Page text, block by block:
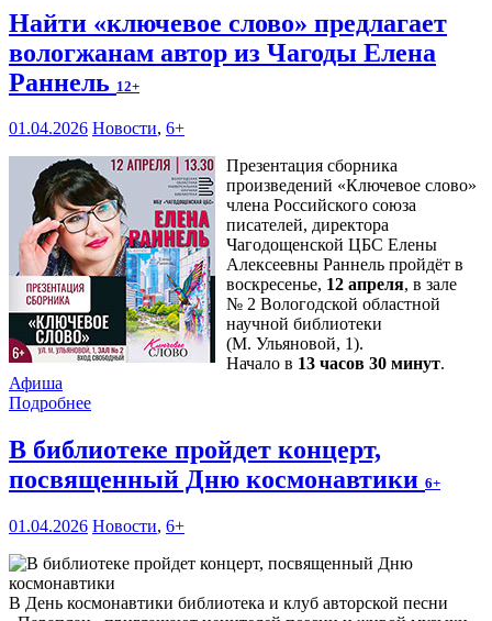
Найти «ключевое слово» предлагает
вологжанам автор из Чагоды Елена
Раннель 12+
01.04.2026 Новости, 6+
Презентация сборника
произведений «Ключевое слово»
члена Российского союза
писателей, директора
Чагодощенской ЦБС Елены
Алексеевны Раннель пройдёт в
воскресенье, 12 апреля, в зале
№ 2 Вологодской областной
научной библиотеки
(М. Ульяновой, 1).
Начало в 13 часов 30 минут.
Афиша
Подробнее
В библиотеке пройдет концерт,
посвященный Дню космонавтики 6+
01.04.2026 Новости, 6+
В День космонавтики библиотека и клуб авторской песни